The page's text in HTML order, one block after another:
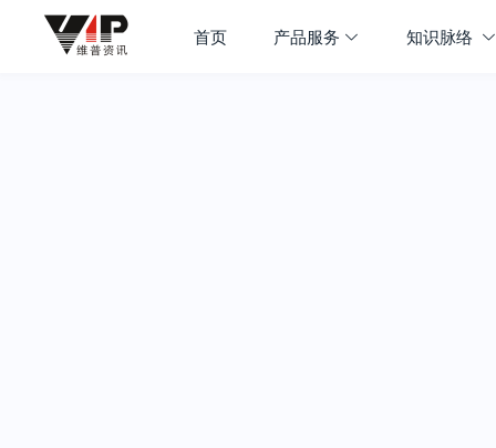
首页 产品服务 知识脉络